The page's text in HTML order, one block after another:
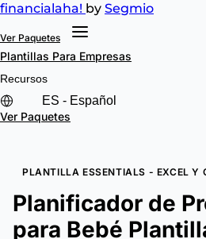
financialaha! by Segmio
Ver Paquetes
Plantillas Para Empresas
Recursos
Ver Paquetes
PLANTILLA ESSENTIALS - EXCEL Y
Planificador de
para Bebé